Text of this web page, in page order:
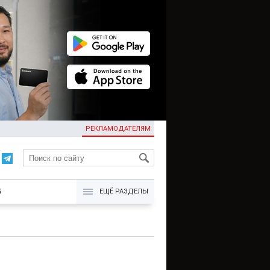
РЕКЛАМОДАТЕЛЯМ
KG
ЕЩЁ РАЗДЕЛЫ